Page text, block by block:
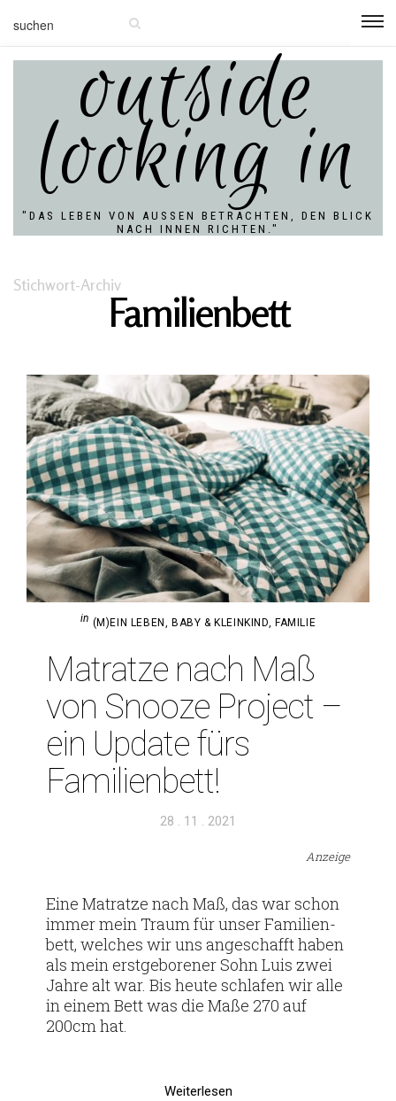
outside
looking in
"DAS LEBEN VON AUSSEN BETRACHTEN, DEN BLICK N
ACH INNEN RICHTEN."
Stichwort-Archiv
Familienbett
in (M)EIN LEBEN , BABY & KLEINKIND, FAMILIE
Matratze nach Maß
von Snooze Pro­ject –
ein Update fürs
Familienbett!
Veröffentlicht
28 . 11 . 2021
Anzeige
Eine Matratze nach Maß, das war schon
immer mein Traum für unser Fami­li­en­
bett, wel­ches wir uns ange­schafft haben
als mein erst­ge­bo­rener Sohn Luis zwei
Jahre alt war. Bis heute schlafen wir alle
in einem Bett was die Maße 270 auf
200cm hat.
Weiterlesen